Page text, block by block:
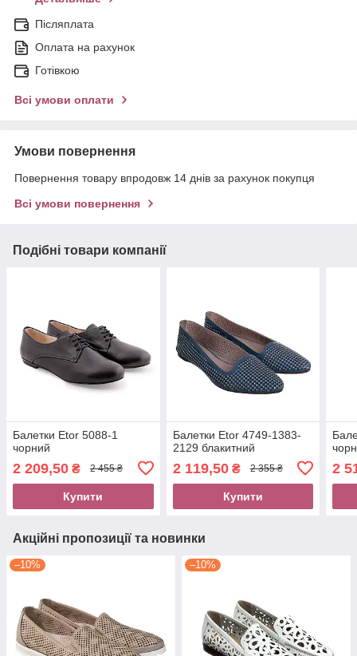
Післяплата
Оплата на рахунок
Готівкою
Всі умови оплати
Умови повернення
Повернення товару впродовж 14 днів за рахунок покупця
Всі умови повернення
Подібні товари компанії
Балетки Etor 5088-1
чорний
2 209,50 ₴ 2 455 ₴
Купити
Балетки Etor 4749-1383-
2129 блакитний
2 119,50₴ 2 355 ₴
Купити
2
Акційні пропозиції та новинки
–10% –10%